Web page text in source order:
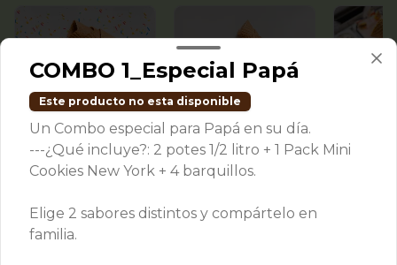
3 POTES 1/4 Lt.
$14.900
3 POTES 1/2 Lt.
COMBO 1_Especial Papá
Este producto no esta disponible
Un Combo especial para Papá en su día.
---¿Qué incluye?: 2 potes 1/2 litro + 1 Pack Mini
Cookies New York + 4 barquillos.
Elige 2 sabores distintos y compártelo en
familia.